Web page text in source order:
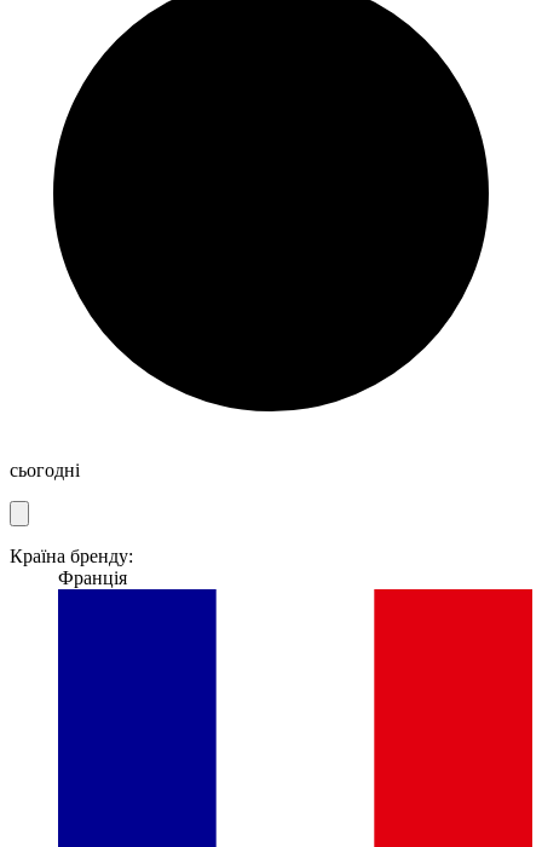
сьогодні
Країна бренду:
Франція